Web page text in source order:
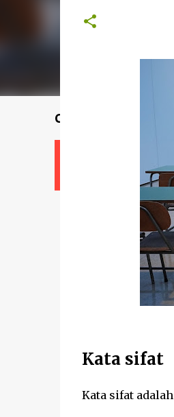
Cari seorang guru
Kata sifat
Kata sifat